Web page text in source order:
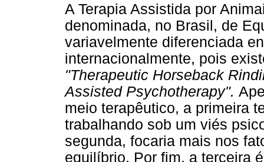
A Terapia Assistida por
denominada, no Brasil, de
variavelmente diferenciada
internacionalmente, pois
"Therapeutic Horseback
Assisted Psychotherapy".
meio terapêutico, a primeira
trabalhando sob um viés
segunda, focaria mais nos
equilíbrio. Por fim, a terceira